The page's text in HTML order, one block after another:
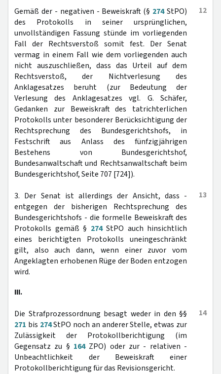
12
Gemäß der - negativen - Beweiskraft (§ 274StPO)
des Protokolls in seiner ursprünglichen,
unvollständigen Fassung stünde im vorliegenden
Fall der Rechtsverstoß somit fest. Der Senat
vermag in einem Fall wie dem vorliegenden auch
nicht auszuschließen, dass das Urteil auf dem
Rechtsverstoß, der Nichtverlesung des
Anklagesatzes beruht (zur Bedeutung der
Verlesung des Anklagesatzes vgl. G. Schäfer,
Gedanken zur Beweiskraft des tatrichterlichen
Protokolls unter besonderer Berücksichtigung der
Rechtsprechung des Bundesgerichtshofs, in
Festschrift aus Anlass des fünfzigjährigen
Bestehens von Bundesgerichtshof,
Bundesanwaltschaft und Rechtsanwaltschaft beim
Bundesgerichtshof, Seite 707 [724]).
13
3. Der Senat ist allerdings der Ansicht, dass -
entgegen der bisherigen Rechtsprechung des
Bundesgerichtshofs - die formelle Beweiskraft des
Protokolls gemäß § 274StPO auch hinsichtlich
eines berichtigten Protokolls uneingeschränkt
gilt, also auch dann, wenn einer zuvor vom
Angeklagten erhobenen Rüge der Boden entzogen
wird.
III.
14
Die Strafprozessordnung besagt weder in den §§
271 bis 274StPO noch an anderer Stelle, etwas zur
Zulässigkeit der Protokollberichtigung (im
Gegensatz zu § 164ZPO) oder zur - relativen -
Unbeachtlichkeit der Beweiskraft einer
Protokollberichtigung für das Revisionsgericht.